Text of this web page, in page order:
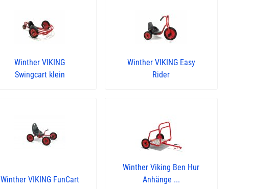
Winther VIKING
Swingcart klein
Winther VIKING Easy
Rider
Winther VIKING FunCart
Winther Viking Ben Hur
Anhänge ...